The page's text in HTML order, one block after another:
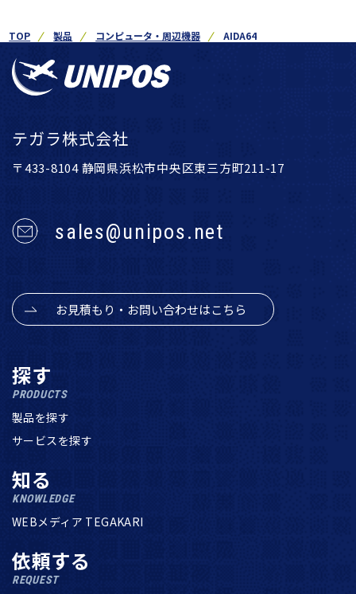
TOP 製品 コンピュータ・周辺機器 AIDA64
テガラ株式会社
〒433-8104 静岡県浜松市中央区東三方町211-17
sales@unipos.net
お見積もり・お問い合わせはこちら
探す
PRODUCTS
製品を探す
サービスを探す
知る
KNOWLEDGE
WEBメディア TEGAKARI
依頼する
REQUEST